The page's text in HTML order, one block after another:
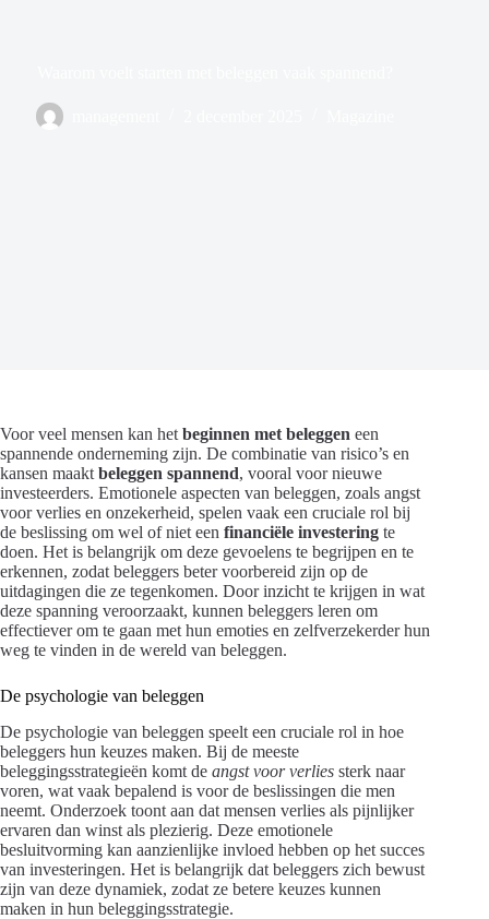
Voor veel mensen kan het beginnen met beleggen een
spannende onderneming zijn. De combinatie van risico’s en
kansen maakt beleggen spannend, vooral voor nieuwe
investeerders. Emotionele aspecten van beleggen, zoals angst
voor verlies en onzekerheid, spelen vaak een cruciale rol bij
de beslissing om wel of niet een financiële investering te
doen. Het is belangrijk om deze gevoelens te begrijpen en te
erkennen, zodat beleggers beter voorbereid zijn op de
uitdagingen die ze tegenkomen. Door inzicht te krijgen in wat
deze spanning veroorzaakt, kunnen beleggers leren om
effectiever om te gaan met hun emoties en zelfverzekerder hun
weg te vinden in de wereld van beleggen.
De psychologie van beleggen
De psychologie van beleggen speelt een cruciale rol in hoe
beleggers hun keuzes maken. Bij de meeste
beleggingsstrategieën komt de angst voor verlies sterk naar
voren, wat vaak bepalend is voor de beslissingen die men
neemt. Onderzoek toont aan dat mensen verlies als pijnlijker
ervaren dan winst als plezierig. Deze emotionele
besluitvorming kan aanzienlijke invloed hebben op het succes
van investeringen. Het is belangrijk dat beleggers zich bewust
zijn van deze dynamiek, zodat ze betere keuzes kunnen
maken in hun beleggingsstrategie.